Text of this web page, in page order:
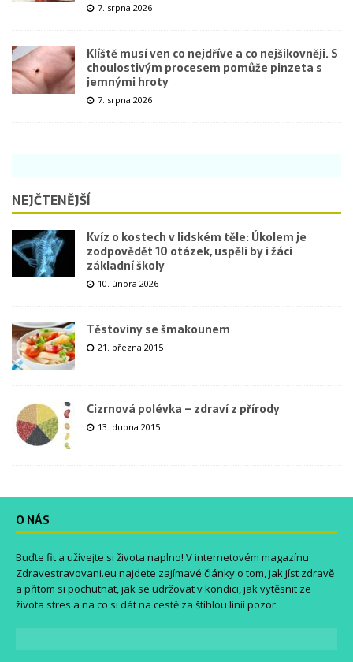
7. srpna 2026
Klíště musí ven co nejdříve a co nejšikovněji. S
choulostivým procesem pomůže pinzeta s
jemnými hroty
7. srpna 2026
NEJČTENĚJŠÍ
Kvíz o kostech v lidském těle: Úkolem je
zodpovědět 10 otázek, uspěli by i žáci
základní školy
10. února 2026
Těstoviny se šmakounem
21. března 2015
Cizrnová polévka – zdraví z přírody
13. dubna 2015
O NÁS
Buďte fit a užívejte si života naplno! V internetovém magazínu
Zdravestravovani.eu najdete zajímavé články o tom, jak jíst zdravě
a přitom si pochutnat, jak se udržovat v kondici, jak vytěsnit ze
života stres a na co si dát na cestě za štíhlou linií pozor.